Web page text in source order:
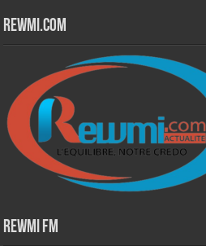
Rewmi.Com
Rewmi Fm